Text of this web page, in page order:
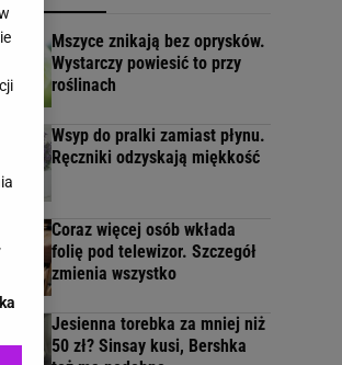
Mszyce znikają bez oprysków.
Wystarczy powiesić to przy
roślinach
Wsyp do pralki zamiast płynu.
Ręczniki odzyskają miękkość
Coraz więcej osób wkłada
folię pod telewizor. Szczegół
zmienia wszystko
Jesienna torebka za mniej niż
50 zł? Sinsay kusi, Bershka